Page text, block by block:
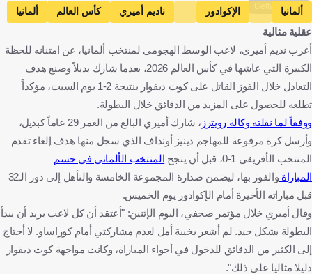
Getty Images
ألمانيا الإكوادور ناديم أميري كأس العالم
ألمانيا
الإكوادور
عقلية مثالية
أعرب نديم أميري، لاعب الوسط الهجومي لمنتخب ألمانيا، عن امتنانه للحظة
الكبيرة التي عاشها في كأس العالم 2026، بعدما شارك بديلاً وصنع هدف
التعادل خلال الفوز القاتل على كوت ديفوار بنتيجة 2-1 يوم السبت، مؤكداً
تطلعه للحصول على المزيد من الدقائق خلال البطولة.
ووفقاً لما نقلته وكالة رويترز
، شارك أميري البالغ من العمر 29 عاماً كبديل،
وأرسل كرة مرفوعة للمهاجم دينيز أونداف الذي سجل منها هدف إلغاء تقدم
المنتخب الأفريقي 1-0، قبل أن ينجح
المنتخب الألماني في حسم
المباراة
والفوز بها، ليضمن صدارة المجموعة الخامسة والتأهل إلى دور الـ32
قبل مباراته الأخيرة أمام الإكوادور يوم الخميس.
وقال أميري خلال مؤتمر صحفي، اليوم الإثنين: "أعتقد أن كل لاعب يريد أن يبدأ
البطولة بشكل جيد. لم أشعر بخيبة أمل لعدم مشاركتي أمام كوراساو. لا أحتاج
إلى الكثير من الدقائق للدخول في أجواء المباراة، وكانت مواجهة كوت ديفوار
دليلا مثاليا على ذلك".